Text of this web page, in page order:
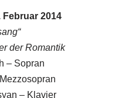
Februar 2014
der Romantik
– Sopran
– Klavier